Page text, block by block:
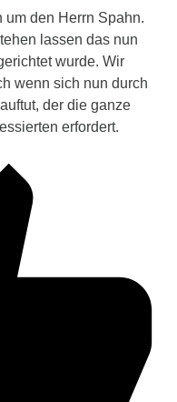
um den Herrn Spahn.
lassen das nun
wurde. Wir
wenn sich nun durch
der die ganze
erfordert.